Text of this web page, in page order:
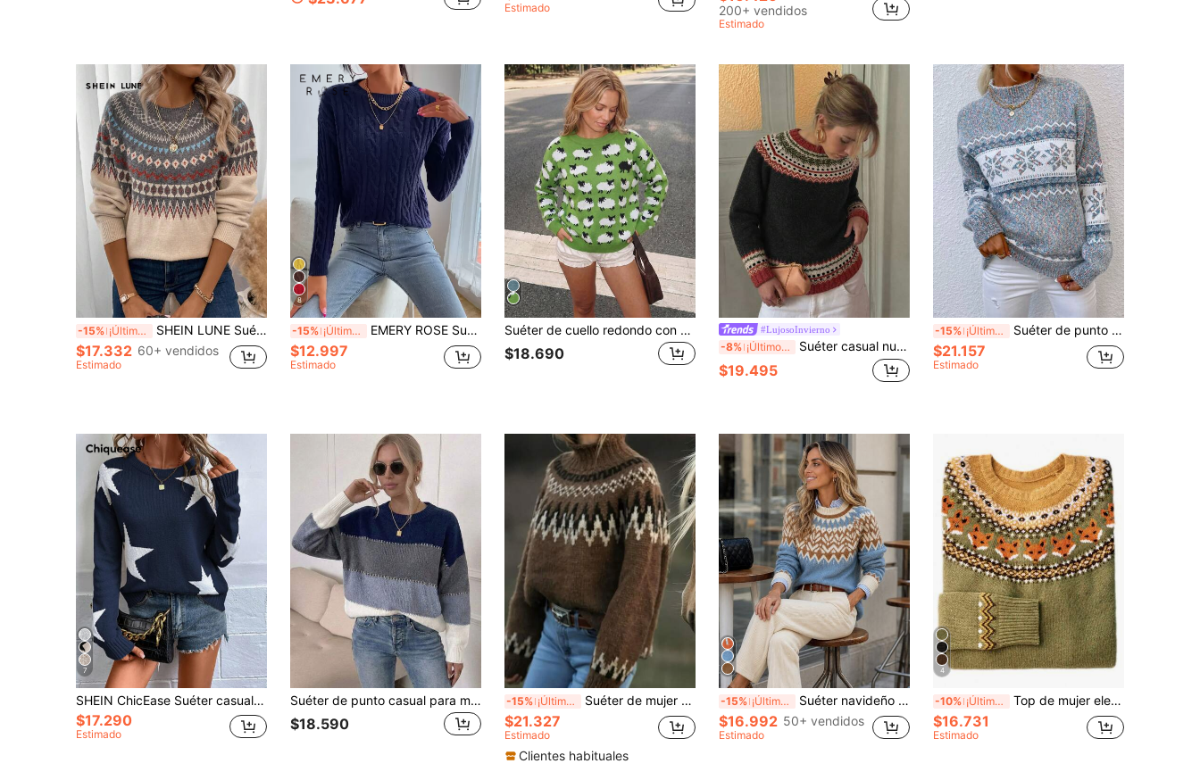
Estimado 200+ vendidos
Estimado
-15% ¡Últimos 3 días SHEIN LUNE Suéter con mangas raglán de patrón geométrico, tops de manga larga para otoño/invierno, casual
$17.332 60+ vendidos
Estimado
8
-15% ¡Últimos 3 días EMERY ROSE Suéter de punto de cable con hombros caídos, parte superior de manga larga de punto, jersey de punto para otoño e invierno
$12.997
Estimado
Suéter de cuello redondo con patrón de oveja para mujer, jersey de punto acanalado de manga larga casual para uso diario en otoño e invierno, regreso a la escuela, Halloween
$18.690
#LujosoInvierno
-8% ¡Últimos 3 días Suéter casual nuevo para mujer, top tipo pulóver holgado de cuello redondo, colorido y elegante, negro, de alta para otoño e invierno
$19.495
-15% ¡Últimos 3 días Suéter de punto para mujer, nuevo estilo europeo & americano de otoño/invierno, cuello alto con patrón de copos de nieve, chenilla, elegante para otoño
$21.157
Estimado
7
SHEIN ChicEase Suéter casual de mujer con cuello redondo, hombros caídos y manga larga con estampado de estrellas, para otoño/invierno, tops de manga larga, jersey de punto de otoño
$17.290
Estimado
Suéter de punto casual para mujer con rayas de contraste, manga larga, para otoño
$18.590
-15% ¡Últimos 3 días Suéter de mujer estilo nórdico minimalista con bloques de color y textura acanalada para vacaciones, otoño/invierno
$21.327
Estimado
Clientes habituales
-15% ¡Últimos 3 días Suéter navideño casual grueso con estampado Fair Isle para mujer, top de manga larga tipo pullover para otoño/invierno elegante
$16.992 50+ vendidos
Estimado
4
-10% ¡Últimos 3 días Top de mujer elegante y casual de estilo vintage para otoño/invierno. Suéter de punto con estampado de zorro de Fairisle verde para otoño/invierno. Diseño minimalista y cómodo para el hogar y el transporte. Suéter de punto de cuello redondo y manga larga para mujer.
$16.731
Estimado